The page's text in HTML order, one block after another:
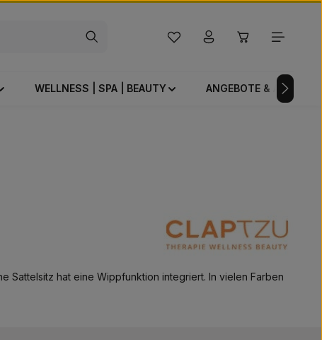
Du hast 0 Produkte auf dem
WELLNESS | SPA | BEAUTY ANGEBOTE &
Sattelsitz hat eine Wippfunktion integriert. In vielen Farben